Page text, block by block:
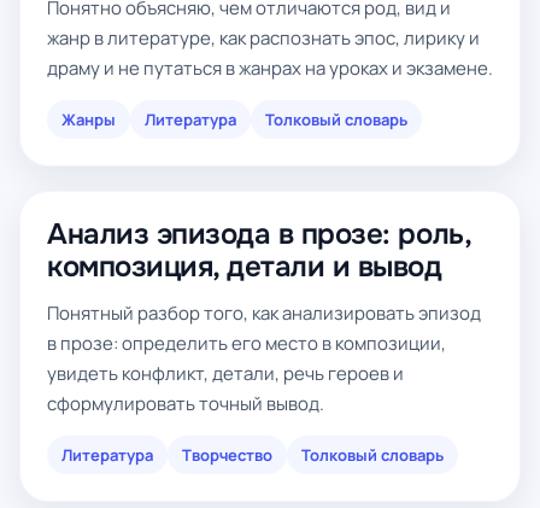
Понятно объясняю, чем отличаются род, вид и
жанр в литературе, как распознать эпос, лирику и
драму и не путаться в жанрах на уроках и экзамене.
Жанры Литература Толковый словарь
Анализ эпизода в прозе: роль,
композиция, детали и вывод
Понятный разбор того, как анализировать эпизод
в прозе: определить его место в композиции,
увидеть конфликт, детали, речь героев и
сформулировать точный вывод.
Литература Творчество Толковый словарь